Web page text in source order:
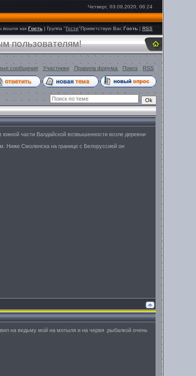
Четверг, 03.09.2020, 06:24
вошли как Гость|Группа"Гости"Приветствую Вас Гость |RSS
пользователям!
сообщения Участники Правила форума Поиск RSS ]
части Валдайской возвышенности возле деревни
Ниже Смоленска на границе с Белоруссией он
на ведьму мой на мотыля и на червя .рыбалкой очень